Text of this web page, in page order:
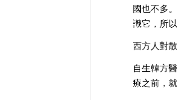
國也不多
識它，所
西方人對
自生韓方
療之前，